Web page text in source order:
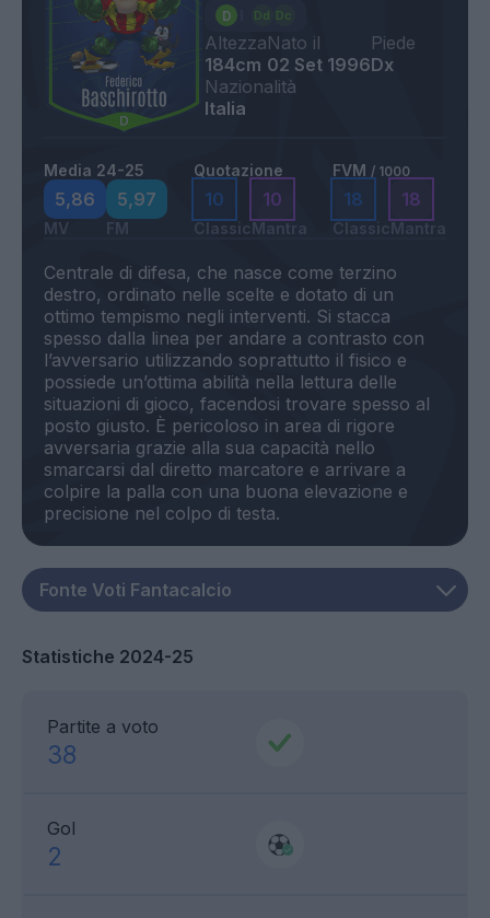
Altezza
184cm
Nato il
02 Set 1996
Piede
Dx
Nazionalità
Italia
Media 24-25
5,86
MV
5,97
FM
Quotazione
10
Classic
10
Mantra
FVM / 1000
18
Classic
18
Mantra
Centrale di difesa, che nasce come terzino
destro, ordinato nelle scelte e dotato di un
ottimo tempismo negli interventi. Si stacca
spesso dalla linea per andare a contrasto con
l’avversario utilizzando soprattutto il fisico e
possiede un’ottima abilità nella lettura delle
situazioni di gioco, facendosi trovare spesso al
posto giusto. È pericoloso in area di rigore
avversaria grazie alla sua capacità nello
smarcarsi dal diretto marcatore e arrivare a
colpire la palla con una buona elevazione e
Statistiche 2024-25
Partite a voto
38
Gol
2